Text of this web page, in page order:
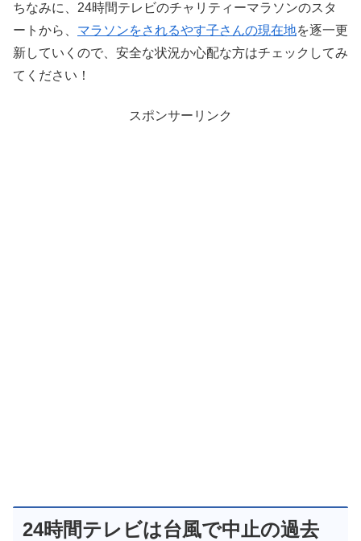
ちなみに、24時間テレビのチャリティーマラソンのスタ
ートから、 マラソンをされるやす子さんの現在地を逐一更
新していくので、安全な状況か心配な方はチェックしてみ
てください！
スポンサーリンク
24時間テレビは台風で中止の過去